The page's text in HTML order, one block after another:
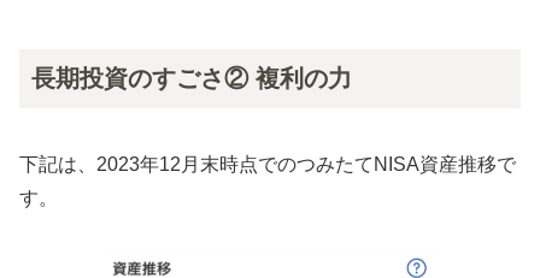
長期投資のすごさ② 複利の力
下記は、2023年12月末時点でのつみたてNISA資産推移で
す。